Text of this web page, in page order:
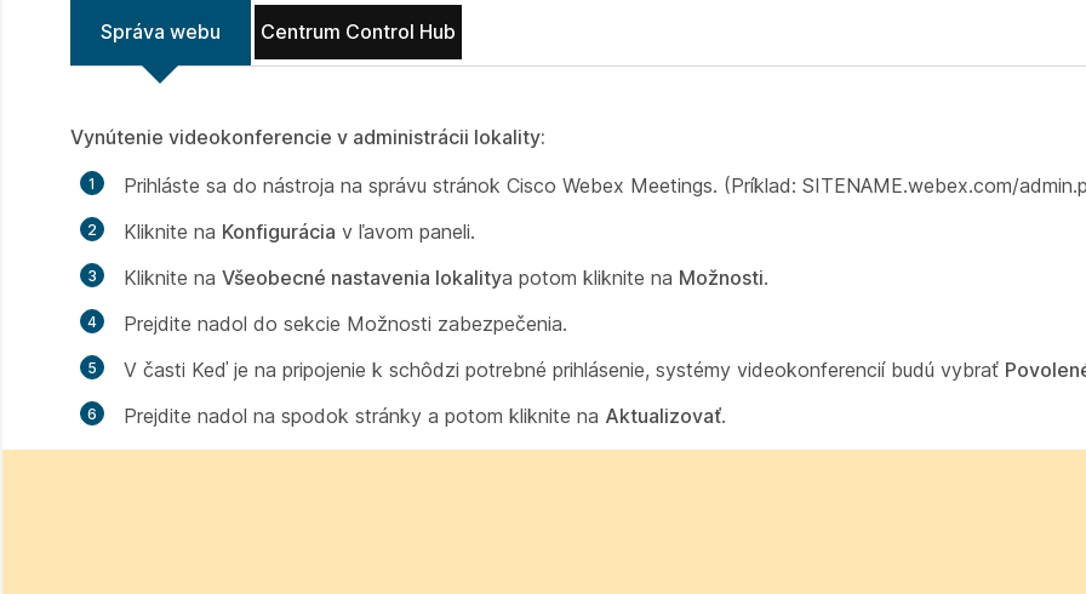
Správa webu Centrum Control Hub
Vynútenie videokonferencie v administrácii lokality:
Prihláste sa do nástroja na správu stránok Cisco Webex Meetings. (Príklad: SITENAME.webex.com/
Kliknite na Konfigurácia v ľavom paneli.
Kliknite na Všeobecné nastavenia lokalitya potom kliknite na Možnosti.
Prejdite nadol do sekcie Možnosti zabezpečenia.
V časti Keď je na pripojenie k schôdzi potrebné prihlásenie, systémy videokonferencií budú vybrať
Prejdite nadol na spodok stránky a potom kliknite na Aktualizovať.